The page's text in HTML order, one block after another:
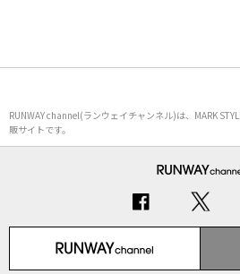
RUNWAY channel(ランウェイチャンネル)は、MARK
販サイトです。